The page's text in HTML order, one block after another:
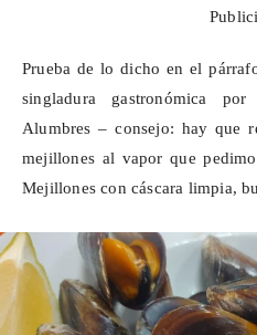
Prueba de lo dicho en el
singladura gastronómica
Alumbres – consejo: hay que
mejillones al vapor que
Mejillones con cáscara limpia,